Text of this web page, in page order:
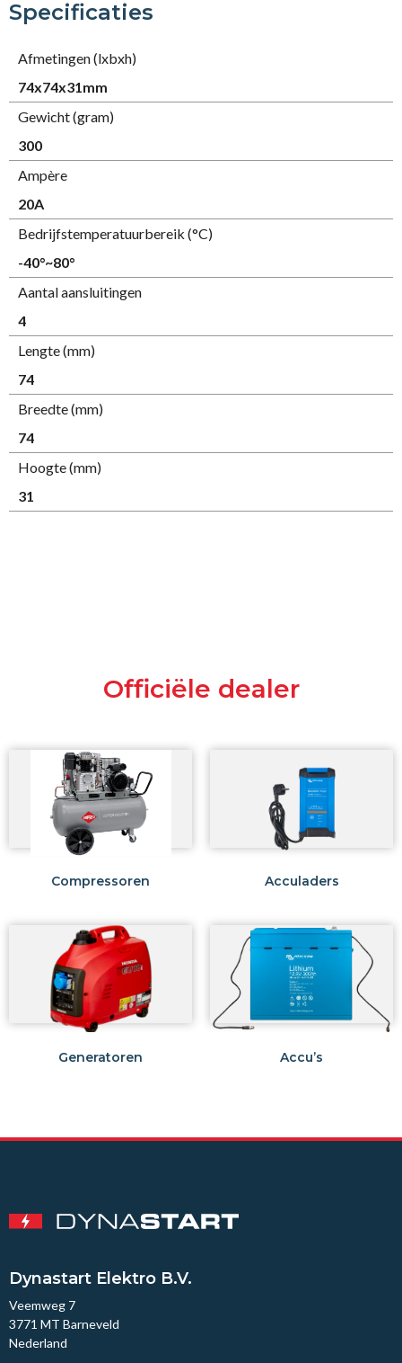
Specificaties
Afmetingen (lxbxh)
74x74x31mm
Gewicht (gram)
300
Ampère
20A
Bedrijfstemperatuurbereik (°C)
-40°~80°
Aantal aansluitingen
4
Lengte (mm)
74
Breedte (mm)
74
Hoogte (mm)
31
Officiële dealer
Compressoren Acculaders
Generatoren Accu’s
Dynastart Elektro B.V.
Veemweg 7
3771 MT Barneveld
Nederland